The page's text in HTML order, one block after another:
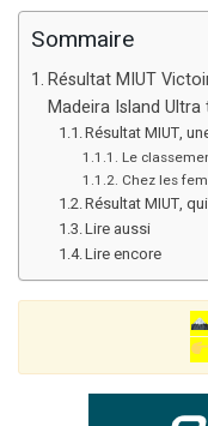
Sommaire
Résultat MIUT
Madeira Island Ultra
Résultat MIUT,
Le
Chez les
Résultat MIUT,
Lire aussi
Lire encore